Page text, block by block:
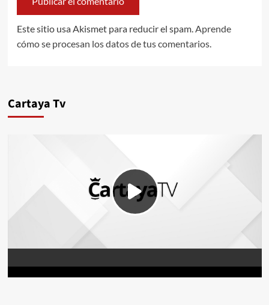
Este sitio usa Akismet para reducir el spam. Aprende
cómo se procesan los datos de tus comentarios.
Cartaya Tv